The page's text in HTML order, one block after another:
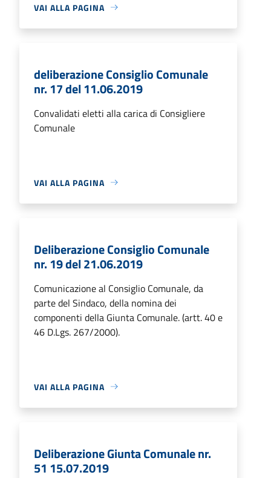
VAI ALLA PAGINA
deliberazione Consiglio Comunale
nr. 17 del 11.06.2019
Convalidati eletti alla carica di Consigliere
Comunale
VAI ALLA PAGINA
Deliberazione Consiglio Comunale
nr. 19 del 21.06.2019
Comunicazione al Consiglio Comunale, da
parte del Sindaco, della nomina dei
componenti della Giunta Comunale. (artt. 40 e
46 D.Lgs. 267/2000).
VAI ALLA PAGINA
Deliberazione Giunta Comunale nr.
51 15.07.2019